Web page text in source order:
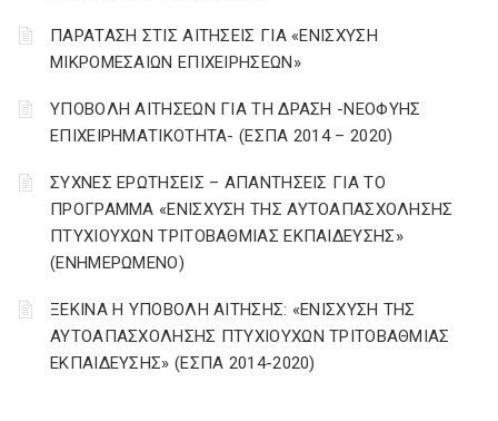
ΠΑΡΑΤΑΣΗ ΣΤΙΣ ΑΙΤΗΣΕΙΣ ΓΙΑ «ΕΝΙΣΧΥΣΗ
ΜΙΚΡΟΜΕΣΑΙΩΝ ΕΠΙΧΕΙΡΗΣΕΩΝ»
ΥΠΟΒΟΛΗ ΑΙΤΗΣΕΩΝ ΓΙΑ ΤΗ ΔΡΑΣΗ -ΝΕΟΦΥΗΣ
ΕΠΙΧΕΙΡΗΜΑΤΙΚΟΤΗΤΑ- (ΕΣΠΑ 2014 – 2020)
ΣΥΧΝΕΣ ΕΡΩΤΗΣΕΙΣ – ΑΠΑΝΤΗΣΕΙΣ ΓΙΑ ΤΟ
ΠΡΟΓΡΑΜΜΑ «ΕΝΙΣΧΥΣΗ ΤΗΣ ΑΥΤΟΑΠΑΣΧΟΛΗΣΗΣ
ΠΤΥΧΙΟΥΧΩΝ ΤΡΙΤΟΒΑΘΜΙΑΣ ΕΚΠΑΙΔΕΥΣΗΣ»
(ΕΝΗΜΕΡΩΜΕΝΟ)
ΞΕΚΙΝΑ Η ΥΠΟΒΟΛΗ ΑΙΤΗΣΗΣ: «ΕΝΙΣΧΥΣΗ ΤΗΣ
ΑΥΤΟΑΠΑΣΧΟΛΗΣΗΣ ΠΤΥΧΙΟΥΧΩΝ ΤΡΙΤΟΒΑΘΜΙΑΣ
ΕΚΠΑΙΔΕΥΣΗΣ» (ΕΣΠΑ 2014-2020)